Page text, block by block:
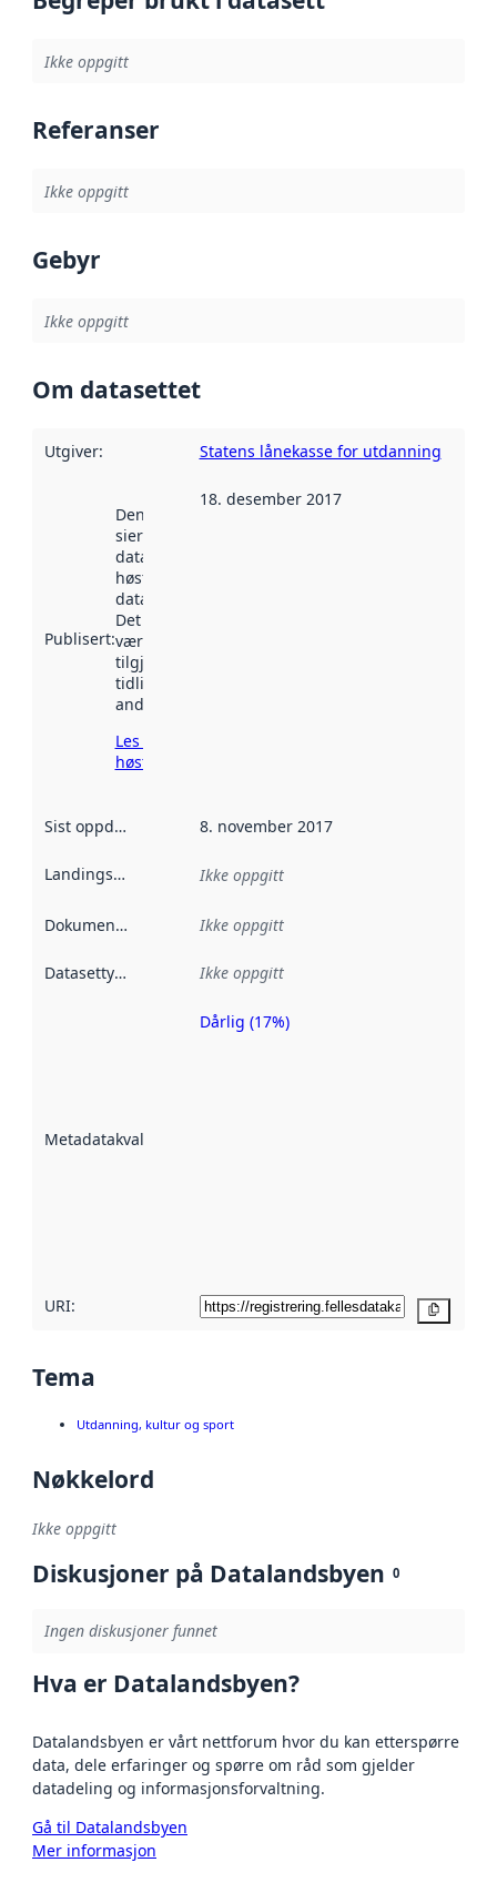
Ikke oppgitt
Referanser
Ikke oppgitt
Gebyr
Ikke oppgitt
Om datasettet
Utgiver: Statens lånekasse for utdanning
Publisert:
Denne datoen
sier når
datasettet ble
høstet av
data.norge.no.
Det kan ha
vært
tilgjengelig
tidligere
andre steder.
Les mer om
høsting her
18. desember 2017
Sist oppdatert 8. november 2017
Landingsside Ikke oppgitt
Dokumentasjon Ikke oppgitt
Datasettype Ikke oppgitt
Metadatakvalitet
Metadatakvalitet
Dårlig (17%)
URI:
Tema
Utdanning, kultur og sport
Nøkkelord
Ikke oppgitt
Diskusjoner på Datalandsbyen 0
Ingen diskusjoner funnet
Hva er Datalandsbyen?
Datalandsbyen er vårt nettforum hvor du kan etterspørre
data, dele erfaringer og spørre om råd som gjelder
datadeling og informasjonsforvaltning.
Gå til Datalandsbyen
Mer informasjon